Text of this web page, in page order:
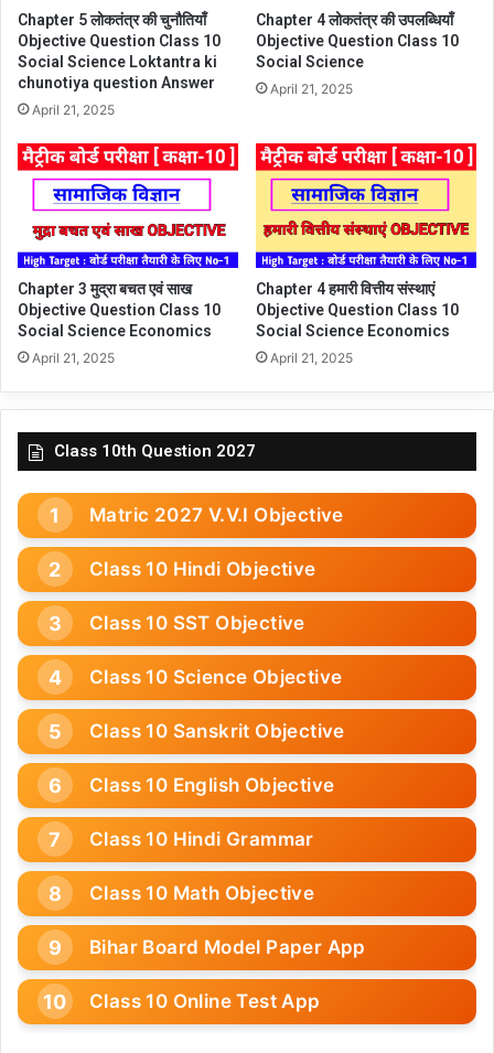
Chapter 5 लोकतंत्र की चुनौतियाँ
Objective Question Class 10
Social Science Loktantra ki
chunotiya question Answer
April 21, 2025
Chapter 4 लोकतंत्र की उपलब्धियाँ
Objective Question Class 10
Social Science
April 21, 2025
Chapter 3 मुद्रा बचत एवं साख
Objective Question Class 10
Social Science Economics
April 21, 2025
Chapter 4 हमारी वित्तीय संस्थाएं
Objective Question Class 10
Social Science Economics
April 21, 2025
Class 10th Question 2027
Matric 2027 V.V.I Objective
Class 10 Hindi Objective
Class 10 SST Objective
Class 10 Science Objective
Class 10 Sanskrit Objective
Class 10 English Objective
Class 10 Hindi Grammar
Class 10 Math Objective
Bihar Board Model Paper App
Class 10 Online Test App